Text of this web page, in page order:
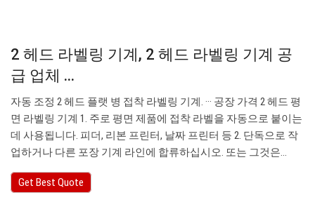
2 헤드 라벨링 기계, 2 헤드 라벨링 기계 공
급 업체 ...
자동 조정 2 헤드 플랫 병 접착 라벨링 기계. ··· 공장 가격 2 헤드 평
면 라벨링 기계 1. 주로 평면 제품에 접착 라벨을 자동으로 붙이는
데 사용됩니다. 피더, 리본 프린터, 날짜 프린터 등 2. 단독으로 작
업하거나 다른 포장 기계 라인에 합류하십시오. 또는 그것은…
Get Best Quote